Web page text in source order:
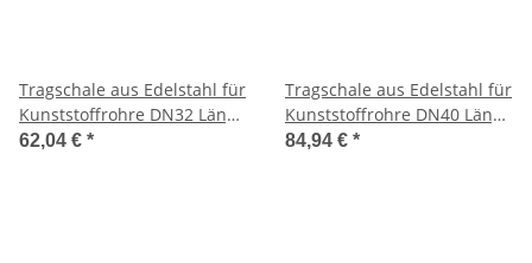
Tragschale aus Edelstahl für
Kunststoffrohre DN32 Länge
2000mm 1.4301
62,04 € *
Tragschale aus Edelstahl für
Kunststoffrohre DN40 Länge
2000mm 1.4301
84,94 € *